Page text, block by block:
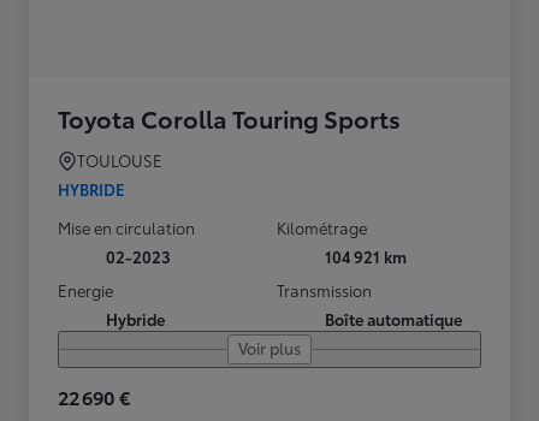
Toyota Corolla Touring Sports
TOULOUSE
HYBRIDE
Mise en circulation
02-2023
Kilométrage
104 921 km
Energie
Hybride
Transmission
Boîte automatique
Voir plus
22 690 €